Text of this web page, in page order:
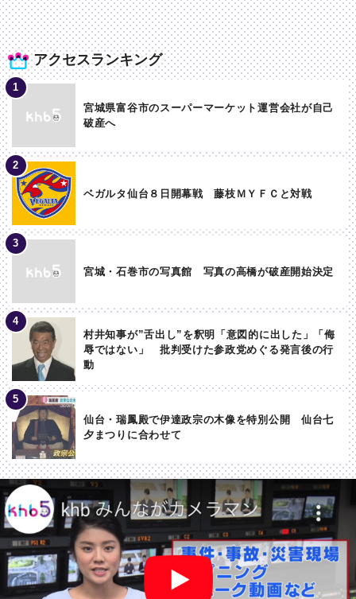
アクセスランキング
宮城県富谷市のスーパーマーケット運営会社が自己
破産へ
ベガルタ仙台８日開幕戦 藤枝ＭＹＦＣと対戦
宮城・石巻市の写真館 写真の高橋が破産開始決定
村井知事が”舌出し”を釈明「意図的に出した」「侮
辱ではない」 批判受けた参政党めぐる発言後の行
動
仙台・瑞鳳殿で伊達政宗の木像を特別公開 仙台七
夕まつりに合わせて